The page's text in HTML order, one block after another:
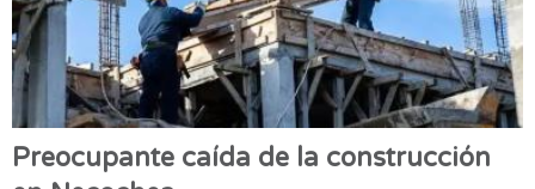
Preocupante caída de la construcción